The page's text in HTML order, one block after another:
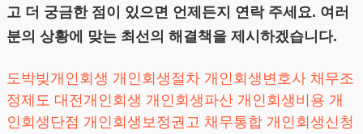
고 더 궁금한 점이 있으면 언제든지 연락 주세요. 여러
분의 상황에 맞는 최선의 해결책을 제시하겠습니다.
도박빚개인회생 개인회생절차 개인회생변호사 채무조
정제도 대전개인회생 개인회생파산 개인회생비용 개
인회생단점 개인회생보정권고 채무통합 개인회생신청